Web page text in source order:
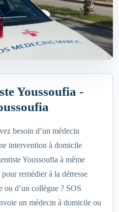
Youssoufia -
besoin d’un médecin
intervention à domicile
Youssoufia à même
remédier à la détresse
ou d’un collègue ? SOS
un médecin à domicile ou